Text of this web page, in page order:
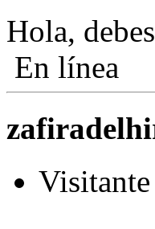
Hola,
En línea
Visitante